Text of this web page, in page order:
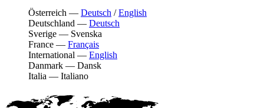
Österreich — Deutsch /English
Deutschland — Deutsch
Sverige — Svenska
France — Français
International — English
Danmark — Dansk
Italia — Italiano